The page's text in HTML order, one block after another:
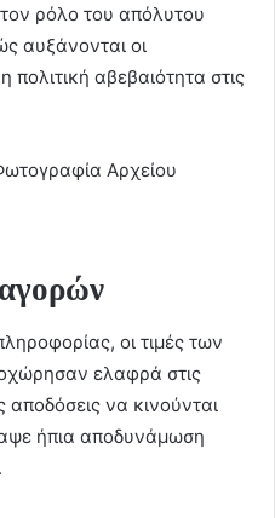
ρόλο του απόλυτου
αυξάνονται οι
πολιτική αβεβαιότητα στις
Αρχείου
οι τιμές των
ελαφρά στις
αποδόσεις να κινούνται
ήπια αποδυνάμωση